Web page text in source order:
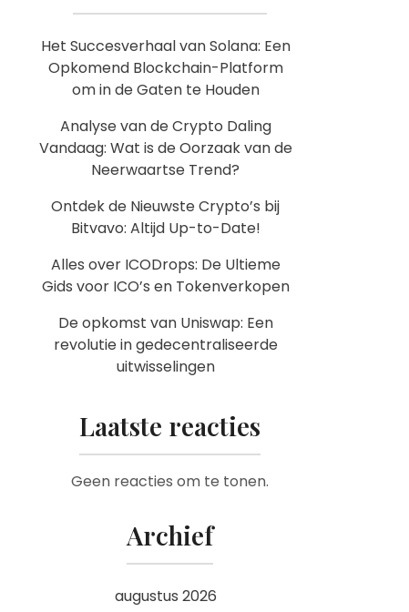
Het Succesverhaal van Solana: Een
Opkomend Blockchain-Platform
om in de Gaten te Houden
Analyse van de Crypto Daling
Vandaag: Wat is de Oorzaak van de
Neerwaartse Trend?
Ontdek de Nieuwste Crypto’s bij
Bitvavo: Altijd Up-to-Date!
Alles over ICODrops: De Ultieme
Gids voor ICO’s en Tokenverkopen
De opkomst van Uniswap: Een
revolutie in gedecentraliseerde
uitwisselingen
Laatste reacties
Geen reacties om te tonen.
Archief
augustus 2026